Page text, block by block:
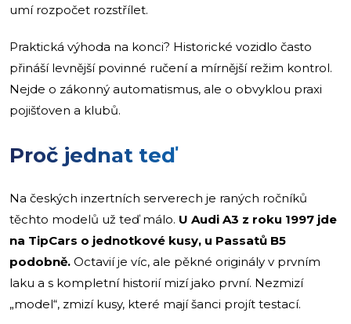
umí rozpočet rozstřílet.
Praktická výhoda na konci? Historické vozidlo často
přináší levnější povinné ručení a mírnější režim kontrol.
Nejde o zákonný automatismus, ale o obvyklou praxi
pojišťoven a klubů.
Proč jednat teď
Na českých inzertních serverech je raných ročníků
těchto modelů už teď málo. U Audi A3 z roku 1997 jde
na TipCars o jednotkové kusy, u Passatů B5
podobně. Octavií je víc, ale pěkné originály v prvním
laku a s kompletní historií mizí jako první. Nezmizí
„model“, zmizí kusy, které mají šanci projít testací.